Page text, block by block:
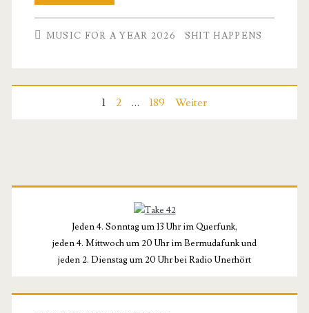
–
Everyone
Had
Me
Music
for
MUSIC FOR A YEAR 2026 SHIT HAPPENS
Seitennummerierung
1 2 … 189 Weiter
Primäre
Seitenleiste
Jeden 4. Sonntag um 13 Uhr im Querfunk,
jeden 4. Mittwoch um 20 Uhr im Bermudafunk und
jeden 2. Dienstag um 20 Uhr bei Radio Unerhört